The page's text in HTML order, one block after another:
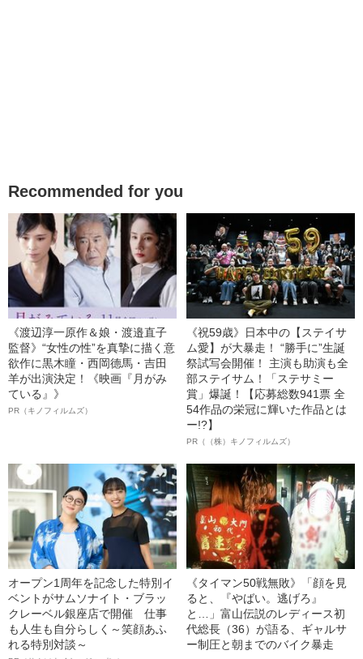
Recommended for you
《渡辺淳一原作＆娘・渡邉直子
監督》“女性の性”を真摯に描く意
欲作に黒木瞳・西岡德馬・吉田
羊が出演決定！《映画『月がみ
ている』》
PR（キノフィルムズ）
《祝59歳》日本中の【ステイサ
ム愛】が大暴走！ “勝手に”生誕
祭試写会開催！ 主演も助演も全
部ステイサム！「ステサミー
賞」爆誕！【応募総数941票 全
54作品の栄冠に輝いた作品とは
ー!?】
PR（（株）キノフィルムズ）
オープン1周年を記念した特別イ
ベントがサムソナイト・ブラッ
クレーベル銀座店で開催 仕事
も人生も自分らしく～笑顔あふ
れる特別対談～
《タイマン50戦無敗》「顔を見
ると、『やばい。逃げろ』
と…」富山伝説のレディース初
代総長（36）が語る、ギャルサ
ー制圧と朝までのバイク暴走